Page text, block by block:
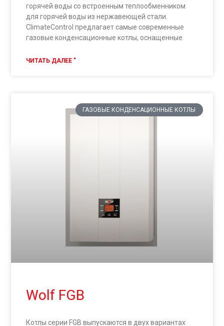
горячей воды со встроенным теплообменником
для горячей воды из нержавеющей стали.
ClimateControl предлагает самые современные
газовые конденсационные котлы, оснащенные
ЧИТАТЬ ДАЛЕЕ "
ГАЗОВЫЕ КОНДЕНСАЦИОННЫЕ КОТЛЫ
Wolf FGB
Котлы серии FGB выпускаются в двух вариантах